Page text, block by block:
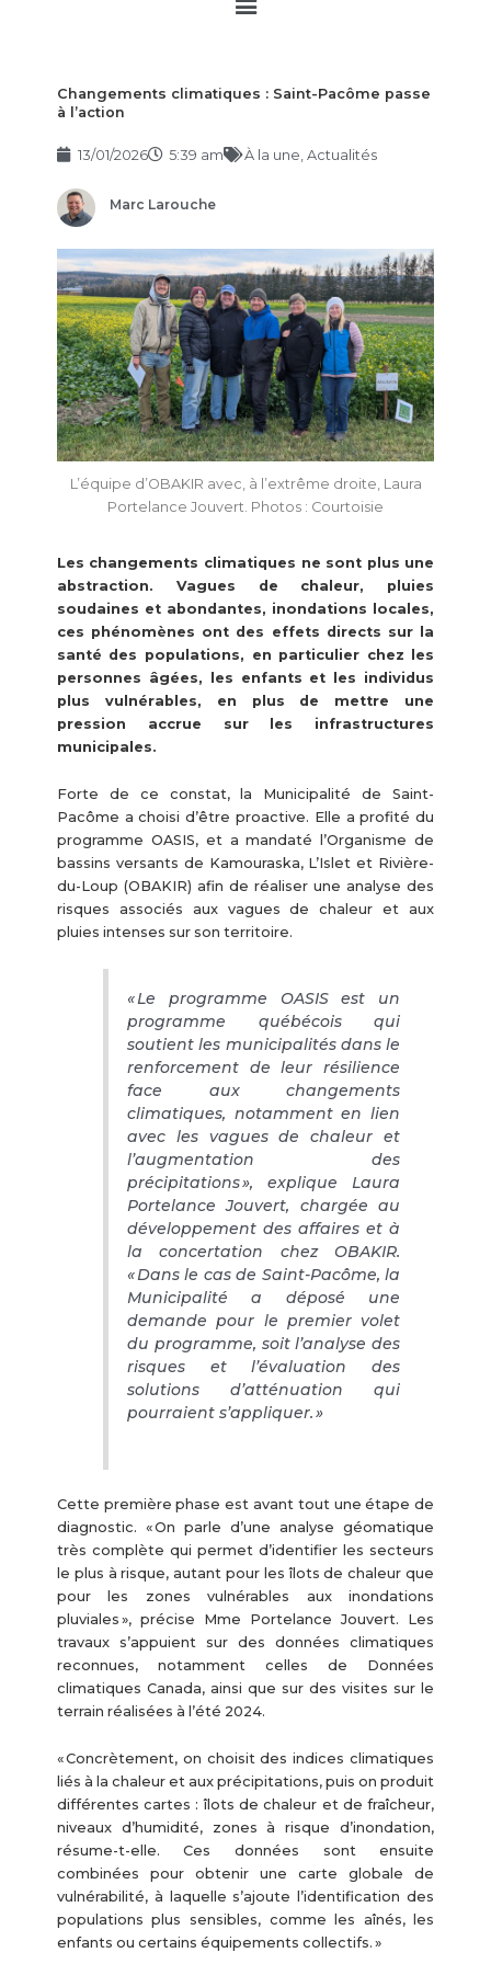
Changements climatiques : Saint-Pacôme passe
à l’action
13/01/2026 5:39 am À la une Actualités
Marc Larouche
L’équipe d’OBAKIR avec, à l’extrême droite, Laura
Portelance Jouvert. Photos : Courtoisie
Les changements climatiques ne sont plus une
abstraction. Vagues de chaleur, pluies
soudaines et abondantes, inondations locales,
ces phénomènes ont des effets directs sur la
santé des populations, en particulier chez les
personnes âgées, les enfants et les individus
plus vulnérables, en plus de mettre une
pression accrue sur les infrastructures
municipales.
Forte de ce constat, la Municipalité de Saint-
Pacôme a choisi d’être proactive. Elle a profité du
programme OASIS, et a mandaté l’Organisme de
bassins versants de Kamouraska, L’Islet et Rivière-
du-Loup (OBAKIR) afin de réaliser une analyse des
risques associés aux vagues de chaleur et aux
pluies intenses sur son territoire.
« Le programme OASIS est un
programme québécois qui
soutient les municipalités dans le
renforcement de leur résilience
face aux changements
climatiques, notamment en lien
avec les vagues de chaleur et
l’augmentation des
précipitations », explique Laura
Portelance Jouvert, chargée au
développement des affaires et à
la concertation chez OBAKIR.
« Dans le cas de Saint-Pacôme, la
Municipalité a déposé une
demande pour le premier volet
du programme, soit l’analyse des
risques et l’évaluation des
solutions d’atténuation qui
pourraient s’appliquer. »
Cette première phase est avant tout une étape de
diagnostic. « On parle d’une analyse géomatique
très complète qui permet d’identifier les secteurs
le plus à risque, autant pour les îlots de chaleur que
pour les zones vulnérables aux inondations
pluviales », précise Mme Portelance Jouvert. Les
travaux s’appuient sur des données climatiques
reconnues, notamment celles de Données
climatiques Canada, ainsi que sur des visites sur le
terrain réalisées à l’été 2024.
« Concrètement, on choisit des indices climatiques
liés à la chaleur et aux précipitations, puis on produit
différentes cartes : îlots de chaleur et de fraîcheur,
niveaux d’humidité, zones à risque d’inondation,
résume-t-elle. Ces données sont ensuite
combinées pour obtenir une carte globale de
vulnérabilité, à laquelle s’ajoute l’identification des
populations plus sensibles, comme les aînés, les
enfants ou certains équipements collectifs. »